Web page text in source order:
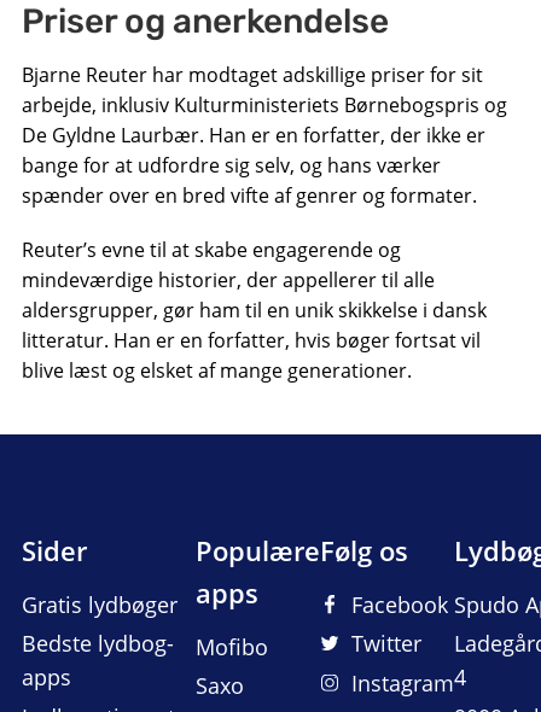
Priser og anerkendelse
Bjarne Reuter har modtaget adskillige priser for sit
arbejde, inklusiv Kulturministeriets Børnebogspris og
De Gyldne Laurbær. Han er en forfatter, der ikke er
bange for at udfordre sig selv, og hans værker
spænder over en bred vifte af genrer og formater.
Reuter’s evne til at skabe engagerende og
mindeværdige historier, der appellerer til alle
aldersgrupper, gør ham til en unik skikkelse i dansk
litteratur. Han er en forfatter, hvis bøger fortsat vil
blive læst og elsket af mange generationer.
Sider
Gratis lydbøger
Bedste lydbog-
apps
Populære
apps
Mofibo
Saxo
Følg os
Facebook
Twitter
Instagram
Spudo
4